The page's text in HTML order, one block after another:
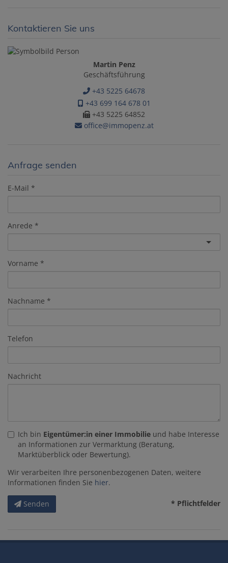
Kontaktieren Sie uns
Martin Penz
Geschäftsführung
+43 5225 64678
+43 699 164 678 01
+43 5225 64852
office@immopenz.at
Anfrage senden
E-Mail
Anrede
Vorname
Nachname
Telefon
Nachricht
Ich bin Eigentümer:in einer Immobilie und habe Interesse
an Informationen zur Vermarktung (Beratung,
Marktüberblick oder Bewertung).
Wir verarbeiten Ihre personenbezogenen Daten, weitere
Informationen finden Sie hier.
Senden * Pflichtfelder